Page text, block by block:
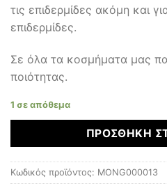
τις επιδερμίδες ακόμη και
επιδερμίδες.
Σε όλα τα κοσμήματα μας
ποιότητας.
1 σε απόθεμα
ΠΡΟΣΘΉΚΗ
Κωδικός προϊόντος: MONG000013